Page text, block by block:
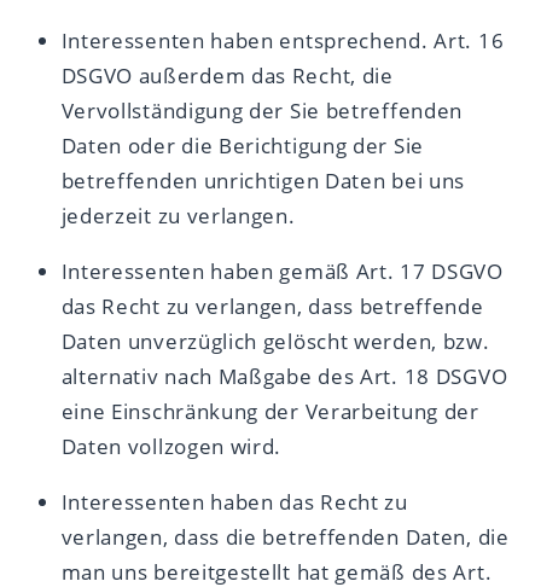
Interessenten haben entsprechend. Art. 16
DSGVO außerdem das Recht, die
Vervollständigung der Sie betreffenden
Daten oder die Berichtigung der Sie
betreffenden unrichtigen Daten bei uns
jederzeit zu verlangen.
Interessenten haben gemäß Art. 17 DSGVO
das Recht zu verlangen, dass betreffende
Daten unverzüglich gelöscht werden, bzw.
alternativ nach Maßgabe des Art. 18 DSGVO
eine Einschränkung der Verarbeitung der
Daten vollzogen wird.
Interessenten haben das Recht zu
verlangen, dass die betreffenden Daten, die
man uns bereitgestellt hat gemäß des Art.